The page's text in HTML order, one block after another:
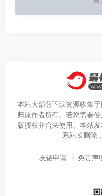
本站大部分下载资源收集
归原作者所有。若您需要
版授权并合法使用。本站
系站长删除
友链申请 免责声